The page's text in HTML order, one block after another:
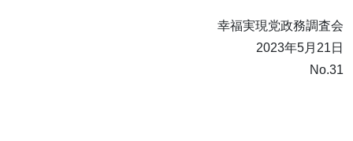
幸福実現党政務調査会
2023年5月21日
No.31